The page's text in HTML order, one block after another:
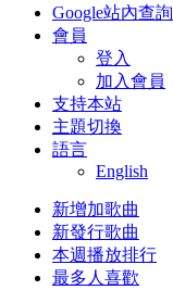
Google站內查詢
會員
登入
加入會員
支持本站
主題切換
語言
English
新增加歌曲
新發行歌曲
本週播放排行
最多人喜歡